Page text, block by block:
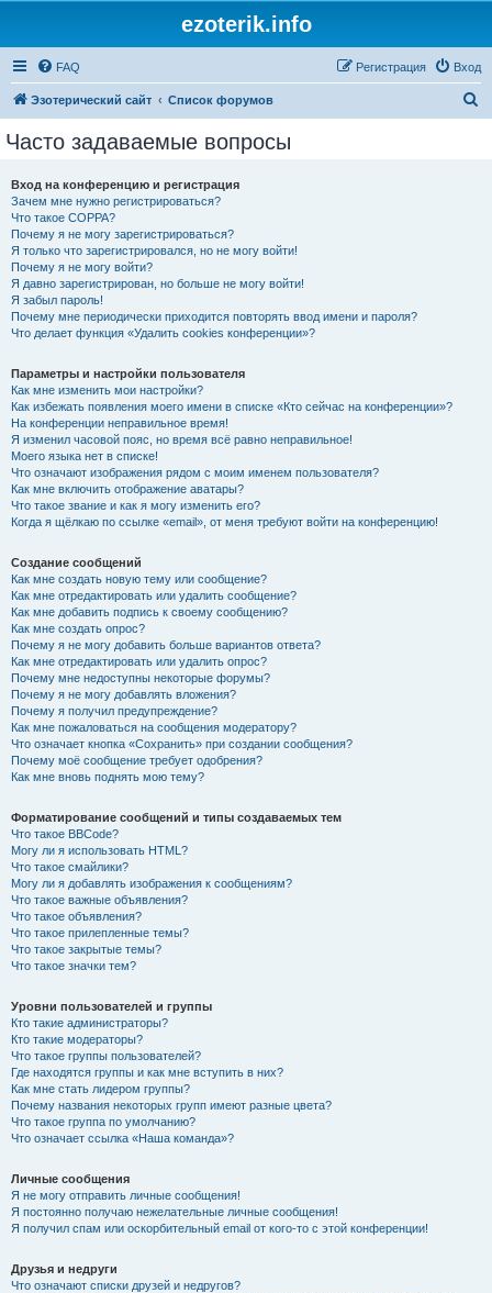
ezoterik.info
FAQ Вход
Регистрация
Эзотерический сайт Список форумов
Часто задаваемые вопросы
Вход на конференцию и регистрация
Зачем мне нужно регистрироваться?
Что такое COPPA?
Почему я не могу зарегистрироваться?
Я только что зарегистрировался, но не могу войти!
Почему я не могу войти?
Я давно зарегистрирован, но больше не могу войти!
Я забыл пароль!
Почему мне периодически приходится повторять ввод имени и пароля?
Что делает функция «Удалить cookies конференции»?
Параметры и настройки пользователя
Как мне изменить мои настройки?
Как избежать появления моего имени в списке «Кто сейчас на конференции»?
На конференции неправильное время!
Я изменил часовой пояс, но время всё равно неправильное!
Моего языка нет в списке!
Что означают изображения рядом с моим именем пользователя?
Как мне включить отображение аватары?
Что такое звание и как я могу изменить его?
Когда я щёлкаю по ссылке «email», от меня требуют войти на конференцию!
Создание сообщений
Как мне создать новую тему или сообщение?
Как мне отредактировать или удалить сообщение?
Как мне добавить подпись к своему сообщению?
Как мне создать опрос?
Почему я не могу добавить больше вариантов ответа?
Как мне отредактировать или удалить опрос?
Почему мне недоступны некоторые форумы?
Почему я не могу добавлять вложения?
Почему я получил предупреждение?
Как мне пожаловаться на сообщения модератору?
Что означает кнопка «Сохранить» при создании сообщения?
Почему моё сообщение требует одобрения?
Как мне вновь поднять мою тему?
Форматирование сообщений и типы создаваемых тем
Что такое BBCode?
Могу ли я использовать HTML?
Что такое смайлики?
Могу ли я добавлять изображения к сообщениям?
Что такое важные объявления?
Что такое объявления?
Что такое прилепленные темы?
Что такое закрытые темы?
Что такое значки тем?
Уровни пользователей и группы
Кто такие администраторы?
Кто такие модераторы?
Что такое группы пользователей?
Где находятся группы и как мне вступить в них?
Как мне стать лидером группы?
Почему названия некоторых групп имеют разные цвета?
Что такое группа по умолчанию?
Что означает ссылка «Наша команда»?
Личные сообщения
Я не могу отправить личные сообщения!
Я постоянно получаю нежелательные личные сообщения!
Я получил спам или оскорбительный email от кого-то с этой конференции!
Друзья и недруги
Что означают списки друзей и недругов?